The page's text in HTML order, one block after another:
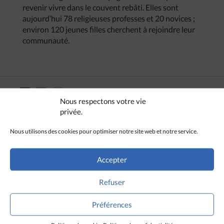
Nous respectons votre vie
privée.
Nous utilisons des cookies pour optimiser notre site web et notre service.
Accepter
Refuser
Préférences
revenir vivre dans le couvent rebâti. Elles sont
aujourd’hui 78 religieuses professes et 20 novices ;
environ 120 jeunes filles cherchent à rejoindre leur
communauté.